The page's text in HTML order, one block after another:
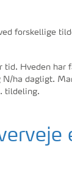
tid. Hveden har
N/ha dagligt.
tildeling.